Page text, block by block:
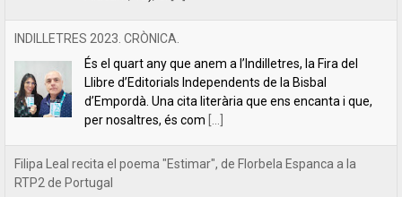
Filipa Leal recita el poema "Estimar", de Florbela Espanca a la
RTP2 de Portugal
La poeta Filipa Leal, una de les veus més reeixides de la lírica
lusitana actual, va tindre l’amabilitat de llegir el poema “Estimar”
de Florbela Espanca al programa de literatura[...]
Florbela Espanca, la diva de les lletres portugueses
L’editorial Lletra Impresa acaba de publicar en català
la primera obra íntegra de poesia de Florbela